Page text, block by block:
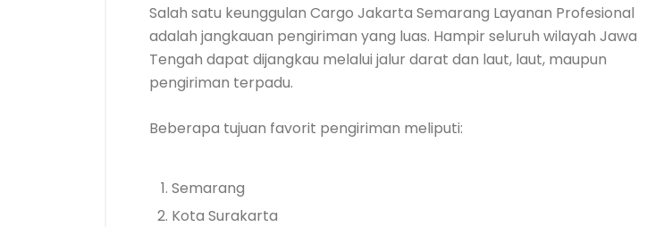
Salah satu keunggulan Cargo Jakarta Semarang Layanan Profesional
adalah jangkauan pengiriman yang luas. Hampir seluruh wilayah Jawa
Tengah dapat dijangkau melalui jalur darat dan laut, laut, maupun
pengiriman terpadu.
Beberapa tujuan favorit pengiriman meliputi:
Semarang
Kota Surakarta